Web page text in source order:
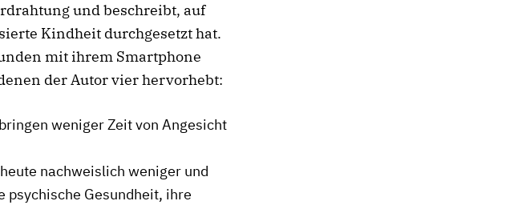
und beschreibt, auf
Kindheit durchgesetzt hat.
mit ihrem Smartphone
der Autor vier hervorhebt:
weniger Zeit von Angesicht
nachweislich weniger und
psychische Gesundheit, ihre